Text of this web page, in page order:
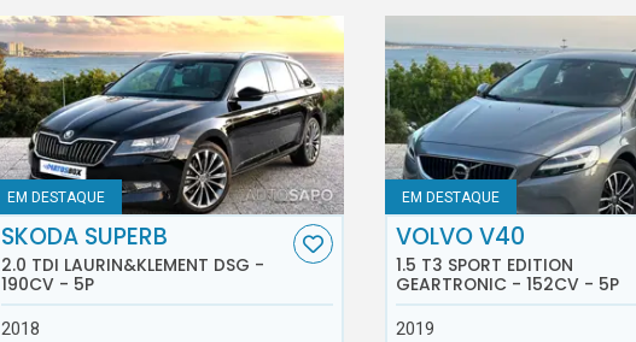
EM DESTAQUE
SKODA SUPERB
2.0 TDI LAURIN&KLEMENT DSG -
190CV - 5P
2018
EM DESTAQUE
VOLVO V40
1.5 T3 SPORT EDITION
GEARTRONIC - 152CV - 5P
2019